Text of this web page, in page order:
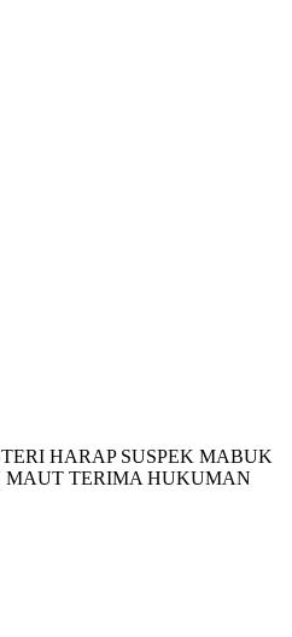
HARAP SUSPEK MABUK
TERIMA HUKUMAN